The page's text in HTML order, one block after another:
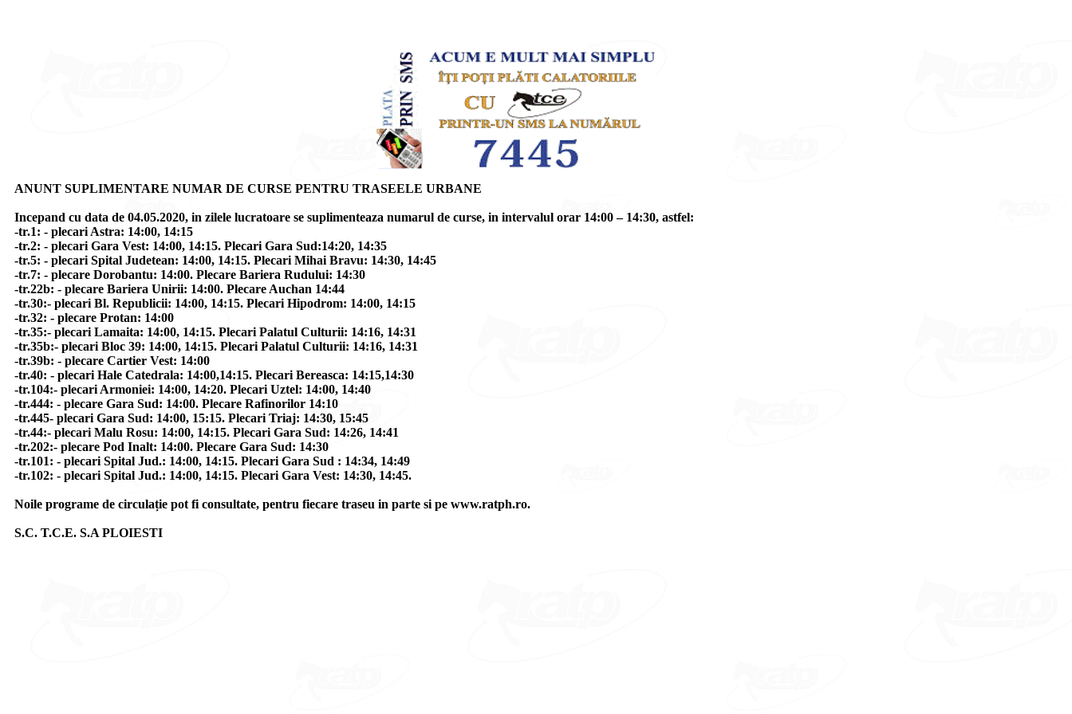
ANUNT SUPLIMENTARE NUMAR DE CURSE PENTRU TRASEELE URBANE
Incepand cu data de 04.05.2020, in zilele lucratoare se suplimenteaza numarul de curse, in intervalul orar 14:00 – 14:30, astfel:
-tr.1: - plecari Astra: 14:00, 14:15
-tr.2: - plecari Gara Vest: 14:00, 14:15. Plecari Gara Sud:14:20, 14:35
-tr.5: - plecari Spital Judetean: 14:00, 14:15. Plecari Mihai Bravu: 14:30, 14:45
-tr.7: - plecare Dorobantu: 14:00. Plecare Bariera Rudului: 14:30
-tr.22b: - plecare Bariera Unirii: 14:00. Plecare Auchan 14:44
-tr.30:- plecari Bl. Republicii: 14:00, 14:15. Plecari Hipodrom: 14:00, 14:15
-tr.32: - plecare Protan: 14:00
-tr.35:- plecari Lamaita: 14:00, 14:15. Plecari Palatul Culturii: 14:16, 14:31
-tr.35b:- plecari Bloc 39: 14:00, 14:15. Plecari Palatul Culturii: 14:16, 14:31
-tr.39b: - plecare Cartier Vest: 14:00
-tr.40: - plecari Hale Catedrala: 14:00,14:15. Plecari Bereasca: 14:15,14:30
-tr.104:- plecari Armoniei: 14:00, 14:20. Plecari Uztel: 14:00, 14:40
-tr.444: - plecare Gara Sud: 14:00. Plecare Rafinorilor 14:10
-tr.445- plecari Gara Sud: 14:00, 15:15. Plecari Triaj: 14:30, 15:45
-tr.44:- plecari Malu Rosu: 14:00, 14:15. Plecari Gara Sud: 14:26, 14:41
-tr.202:- plecare Pod Inalt: 14:00. Plecare Gara Sud: 14:30
-tr.101: - plecari Spital Jud.: 14:00, 14:15. Plecari Gara Sud : 14:34, 14:49
-tr.102: - plecari Spital Jud.: 14:00, 14:15. Plecari Gara Vest: 14:30, 14:45.
Noile programe de circulație pot fi consultate, pentru fiecare traseu in parte si pe www.ratph.ro.
S.C. T.C.E. S.A PLOIESTI